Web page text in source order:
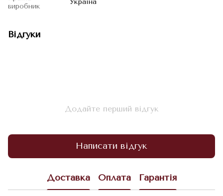
виробник
Відгуки
Додайте перший відгук
Написати відгук
Доставка Оплата Гарантія